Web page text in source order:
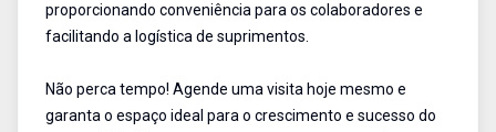
proporcionando conveniência para os colaboradores e
facilitando a logística de suprimentos.
Não perca tempo! Agende uma visita hoje mesmo e
garanta o espaço ideal para o crescimento e sucesso do